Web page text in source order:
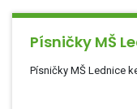
Písničky MŠ
Písničky MŠ Lednice